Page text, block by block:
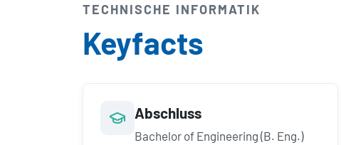
TECHNISCHE INFORMATIK
Keyfacts
Abschluss
Bachelor of Engineering (B. Eng.)